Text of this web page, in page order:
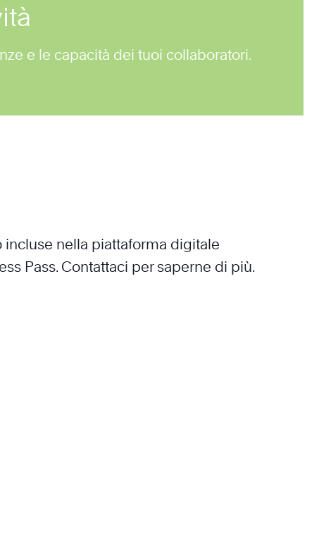
e le capacità dei tuoi collaboratori.
incluse nella piattaforma digitale
Pass. Contattaci per saperne di più.